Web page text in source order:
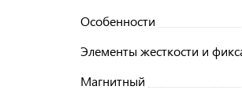
Особенности
Элементы жесткости и
Магнитный